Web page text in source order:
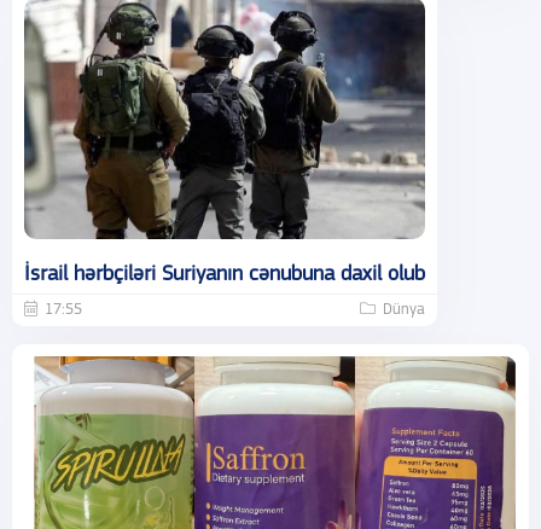
İsrail hərbçiləri Suriyanın cənubuna daxil olub
17:55 Dünya